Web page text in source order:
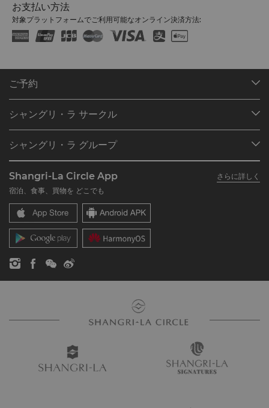
お支払い方法
対象プラットフォームでご利用可能なオンライン決済方法:
ご予約
ご予約の検索
レストラン＆バー
シャングリ・ラ サークル
シャングリ・ラ サークルに入会
よくあるお問合せや質問
SLCに関するお問い合わせ
シャングリ・ラ グループ
シャングリ・ラ ブランド
シャングリ・ラ センター
レジデンス
お問い合わせ
採用情報
企業の社会的責任
ニュース
Shangri-La Circle App
さらに詳しく
宿泊、食事、買物を どこでも